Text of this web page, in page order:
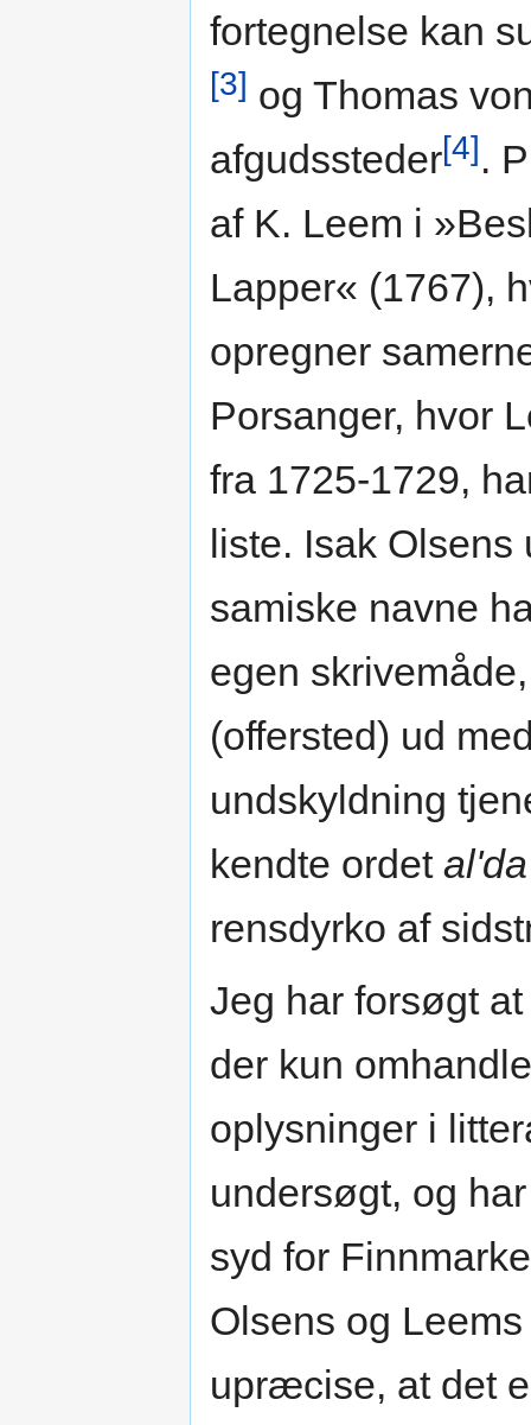
fortegnelse kan
[3] og Thomas
afgudssteder[4].
af K. Leem i
Lapper« (1767),
opregner
Porsanger, hvor
fra 1725-1729,
liste. Isak
samiske navne
egen
(offersted) ud
undskyldning
kendte ordet al'da
rensdyrko af
Jeg har forsøgt
der kun
oplysninger i
undersøgt, og
syd for
Olsens og
upræcise, at det